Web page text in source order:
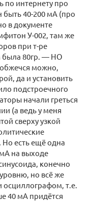
по интернету про
быть 40-200 мА (про
в документе
У-002, там же
при т-ре
была 80гр. — НО
можно,
да и установить
подстроечного
начали греться
(а ведь у меня
сверху узкой
Но есть ещё одна
на выходе
конечно
но всё же
осциллографом, т.е.
40 мА придётся